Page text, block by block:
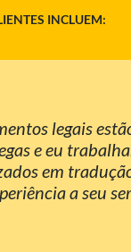
INCLUEM:
legais
e eu
em
a seu